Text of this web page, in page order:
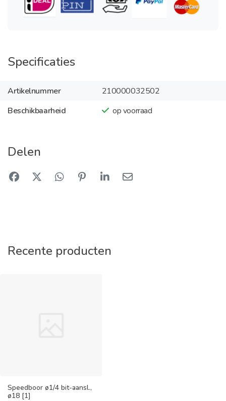
Specificaties
Artikelnummer
210000032502
Beschikbaarheid
op voorraad
Delen
Recente producten
Speedboor ø1/4 bit-aansl.,
ø18 [1]